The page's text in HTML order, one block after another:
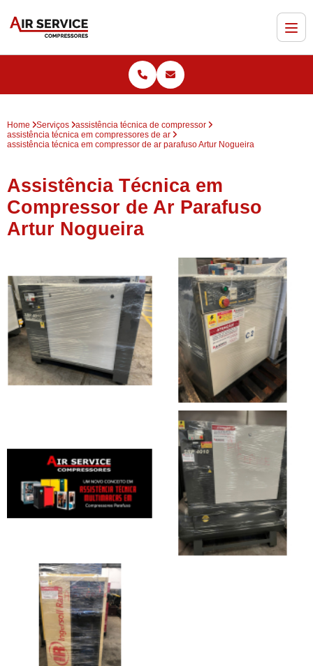
Home Serviços
assistência técnica de compressor
assistência técnica em compressores de ar
assistência técnica em compressor de ar parafuso Artur Nogueira
Assistência Técnica em
Compressor de Ar Parafuso
Artur Nogueira